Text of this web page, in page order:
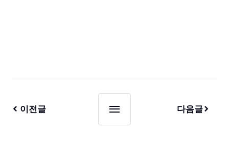
이전글 다음글